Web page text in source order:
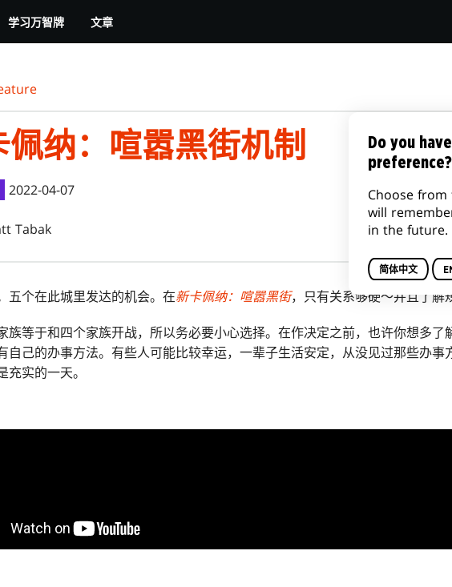
学习万智牌 文章
佩纳：喧嚣黑街机制
2022-04-07
Tabak
五个在此城里发达的机会。在新卡佩纳：喧嚣黑街，只有关系够硬～并且了解
族等于和四个家族开战，所以务必要小心选择。在作决定之前，也许你想多了
自己的办事方法。有些人可能比较幸运，一辈子生活安定，从没见过那些办事
充实的一天。
Do you
preference?
Choose
will
in the future.
简体中文